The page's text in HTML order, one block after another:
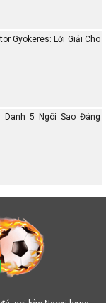
Gyökeres: Lời Giải Cho
Danh 5 Ngôi Sao Đáng